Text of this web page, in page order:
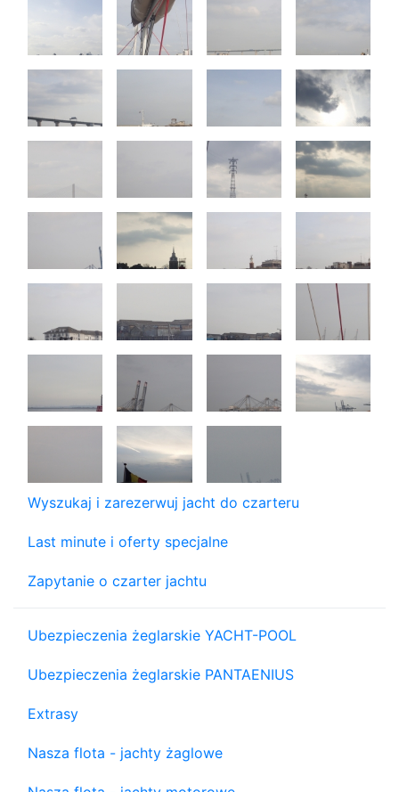
Wyszukaj i zarezerwuj jacht do czarteru
Last minute i oferty specjalne
Zapytanie o czarter jachtu
Ubezpieczenia żeglarskie YACHT-POOL
Ubezpieczenia żeglarskie PANTAENIUS
Extrasy
Nasza flota - jachty żaglowe